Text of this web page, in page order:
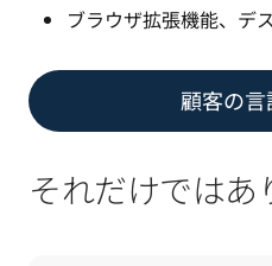
ブラウザ拡張機能、デ
顧客の
それだけではあ